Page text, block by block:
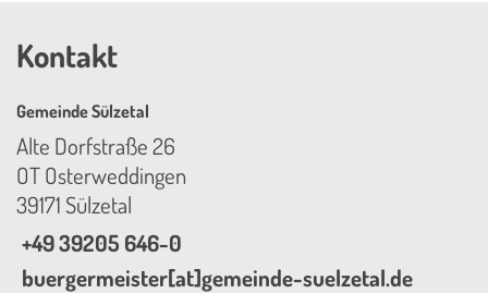
Kontakt
Gemeinde Sülzetal
Alte Dorfstraße 26
OT Osterweddingen
39171 Sülzetal
+49 39205 646-0
buergermeister[at]gemeinde-suelzetal.de